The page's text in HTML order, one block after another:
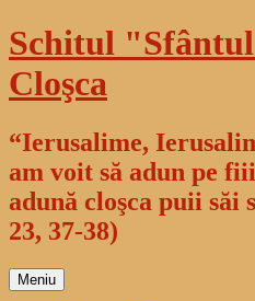
Sari
la
conținut
Schitul
Cloşca
“Ierusalime,
am voit să adun pe
adună cloşca puii
23, 37-38)
Meniu